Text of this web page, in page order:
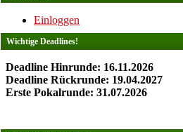
Einloggen
Wichtige Deadlines!
Deadline Hinrunde: 16.11.2026
Deadline Rückrunde: 19.04.2027
Erste Pokalrunde: 31.07.2026